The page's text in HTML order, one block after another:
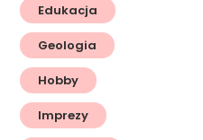
Edukacja
Geologia
Hobby
Imprezy